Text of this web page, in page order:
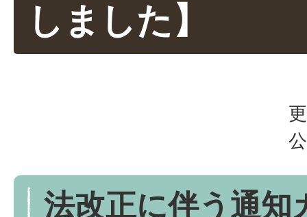
しました】
法改正に伴う通知